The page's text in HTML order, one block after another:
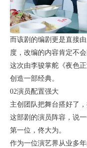
而该剧的编剧更是直接
度，改编的内容肯定不会
这次由李骏掌舵《夜色
创造一部经典。
02演员配置强大
主创团队把舞台搭好了
这部剧的演员阵容，说
第一位，佟大为。
作为一位演艺界从业多